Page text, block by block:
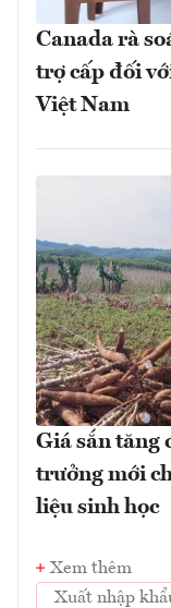
Canada rà
trợ cấp đối
Việt Nam
Giá sắn tăng
trưởng mới
liệu sinh học
Xem thêm
Xuất nhập